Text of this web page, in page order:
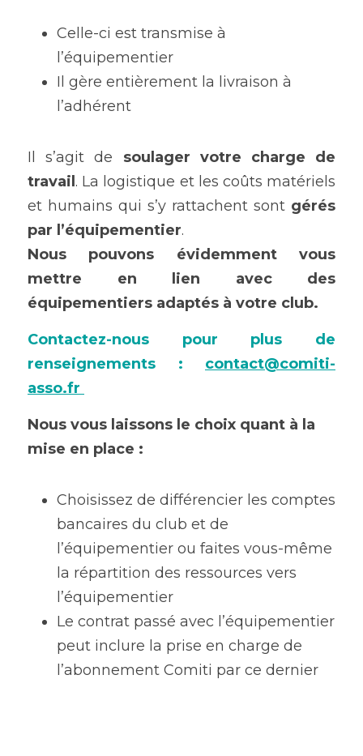
Celle-ci est transmise à
l’équipementier
Il gère entièrement la livraison à
l’adhérent
Il s’agit de soulager votre charge de
travail . La logistique et les coûts matériels
et humains qui s’y rattachent sont gérés
par l’équipementier.
Nous pouvons évidemment vous
mettre en lien avec des
équipementiers adaptés à votre club.
Contactez-nous pour plus de
renseignements : contact@comiti-
asso.fr
Nous vous laissons le choix quant à la
mise en place :
Choisissez de différencier les comptes
bancaires du club et de
l’équipementier ou faites vous-même
la répartition des ressources vers
l’équipementier
Le contrat passé avec l’équipementier
peut inclure la prise en charge de
l’abonnement Comiti par ce dernier